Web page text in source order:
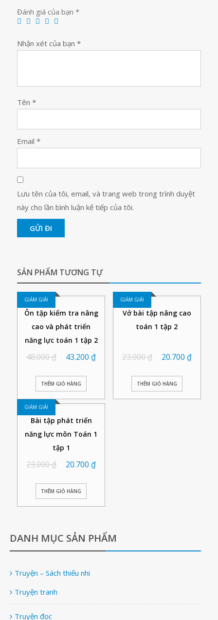
Đánh giá của bạn *
Nhận xét của bạn *
Tên *
Email *
Lưu tên của tôi, email, và trang web trong trình duyệt
này cho lần bình luận kế tiếp của tôi.
SẢN PHẨM TƯƠNG TỰ
GIẢM GIÁ!
Ôn tập kiểm tra nâng
cao và phát triển
năng lực toán 1 tập 2
48.000₫ 43.200 ₫
THÊM GIỎ HÀNG
GIẢM GIÁ!
Vở bài tập nâng cao
toán 1 tập 2
23.000₫ 20.700 ₫
THÊM GIỎ HÀNG
GIẢM GIÁ!
Bài tập phát triển
năng lực môn Toán 1
tập 1
23.000₫ 20.700 ₫
THÊM GIỎ HÀNG
DANH MỤC SẢN PHẨM
Truyện – Sách thiếu nhi
Truyện tranh
Truyện đọc